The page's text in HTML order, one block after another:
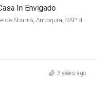
In Envigado
3 years ago